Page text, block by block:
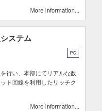
More information
ステム
PC
行い、本部にてリアルな数
ト回線を利用したリッチク
More information